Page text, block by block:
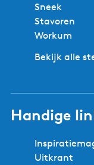
Sneek
Stavoren
Workum
Bekijk alle
Handige
Uitkrant